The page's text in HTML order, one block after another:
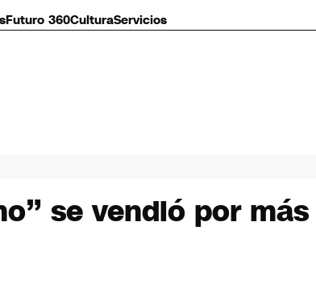
Futuro 360CulturaServicios
se vendió por